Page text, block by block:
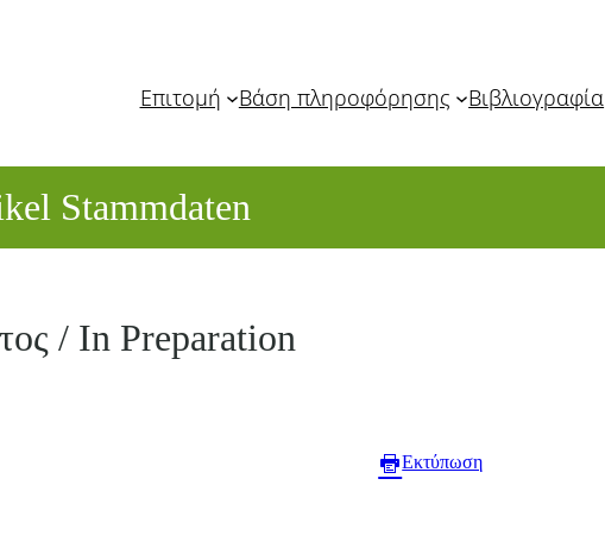
Επιτομή Βάση πληροφόρησης Βιβλιογραφία
Stammdaten
/ In Preparation
Εκτύπωση